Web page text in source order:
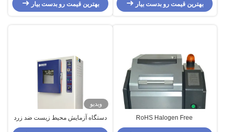
بهترین قیمت رو بدست بیار
PLC
بهترین قیمت رو بدست بیار
RoHS Halogen Free
Environmental Test Chambers
ویدیو
دستگاه آزمایش محیط زیست ضد زرد
شدن UV